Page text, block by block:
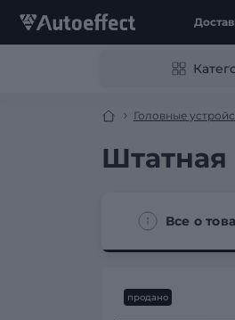
Головные
Штатная
Все о
продано